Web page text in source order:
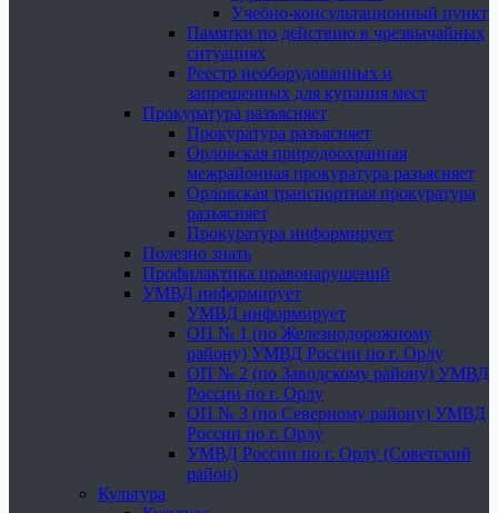
Учебно-консультационный пункт
Памятки по действию в чрезвычайных
ситуациях
Реестр необорудованных и
запрещенных для купания мест
Прокуратура разъясняет
Прокуратура разъясняет
Орловская природоохранная
межрайонная прокуратура разъясняет
Орловская транспортная прокуратура
разъясняет
Прокуратура информирует
Полезно знать
Профилактика правонарушений
УМВД информирует
УМВД информирует
ОП № 1 (по Железнодорожному
району) УМВД России по г. Орлу
ОП № 2 (по Заводскому району) УМВД
России по г. Орлу
ОП № 3 (по Северному району) УМВД
России по г. Орлу
УМВД России по г. Орлу (Советский
район)
Культура